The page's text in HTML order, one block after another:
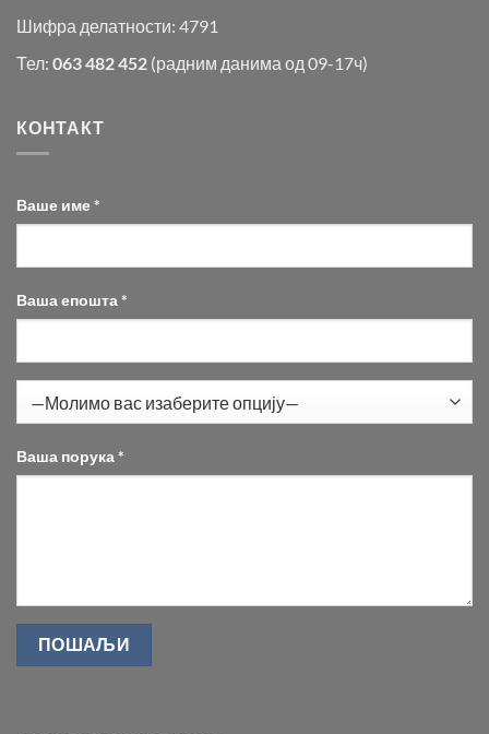
Шифра делатности: 4791
Тел: 063 482 452 (радним данима од 09-17ч)
КОНТАКТ
Ваше име *
Ваша епошта *
Ваша порука *